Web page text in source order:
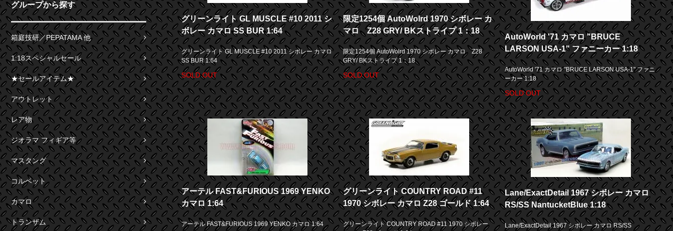
グループから探す
箱庭技研／PEPATAMA 他
1:18スペシャルセール
★セールアイテム★
アウトレット
レア物
ジオラマ フィギア等
マスタング
コルベット
カマロ
トランザム
グリーンライト GL MUSCLE #10 2011 シ
ボレー カマロ SS BUR 1:64
グリーンライト GL MUSCLE #10 2011 シボレー カマロ
SS BUR 1:64
SOLD OUT
限定1254個 AutoWolrd 1970 シボレー カ
マロ Z28 GRY/ BKストライプ 1：18
限定1254個 AutoWolrd 1970 シボレー カマロ Z28
GRY/ BKストライプ 1：18
SOLD OUT
AutoWorld '71 カマロ "BRUCE
LARSON USA-1" ファニーカー 1:18
AutoWorld '71 カマロ "BRUCE LARSON USA-1" ファニ
ーカー 1:18
SOLD OUT
アーテル FAST&FURIOUS 1969 YENKO
カマロ 1:64
アーテル FAST&FURIOUS 1969 YENKO カマロ 1:64
グリーンライト COUNTRY ROAD #11
1970 シボレー カマロ Z28 ゴールド 1:64
グリーンライト COUNTRY ROAD #11 1970 シボレー
Lane/ExactDetail 1967 シボレー カマロ
RS/SS NantucketBlue 1:18
Lane/ExactDetail 1967 シボレー カマロ RS/SS